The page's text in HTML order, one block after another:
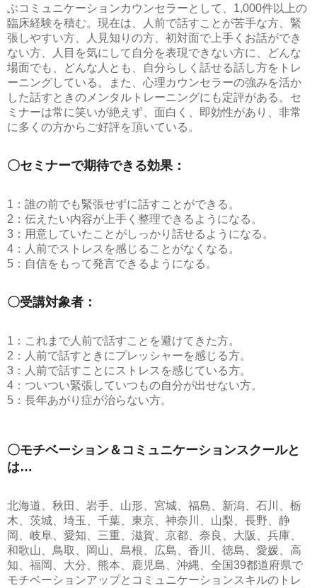
ぶコミュニケーションカウンセラーとして、1,000件以上の
臨床経験を積む。現在は、人前で話すことが苦手な方、緊
張しやすい方、人見知りの方、初対面で上手くお話ができ
ない方、人目を気にして自分を表現できない方に、どんな
場面でも、どんな人とも、自分らしく話せる話し方をトレ
ーニングしている。また、心理カウンセラーの強みを活か
した話すときのメンタルトレーニングにも定評がある。セ
ミナーは常に笑いが絶えず、面白く、即効性があり、非常
に多くの方からご好評を頂いている。
〇セミナーで期待できる効果：
1：誰の前でも緊張せずに話すことができる。
2：伝えたい内容が上手く整理できるようになる。
3：用意していたことがしっかり話せるようになる。
4：人前でストレスを感じることがなくなる。
5：自信をもって発言できるようになる。
〇受講対象者：
1：これまで人前で話すことを避けてきた方。
2：人前で話すときにプレッシャーを感じる方。
3：人前で話すことにストレスを感じている方。
4：ついつい緊張していつもの自分が出せない方。
5：長年あがり症が治らない方。
〇モチベーション＆コミュニケーションスクールと
は…
北海道、秋田、岩手、山形、宮城、福島、新潟、石川、栃
木、茨城、埼玉、千葉、東京、神奈川、山梨、長野、静
岡、岐阜、愛知、三重、滋賀、京都、奈良、大阪、兵庫、
和歌山、鳥取、岡山、島根、広島、香川、徳島、愛媛、高
知、福岡、大分、熊本、鹿児島、沖縄、全国39都道府県で
モチベーションアップとコミュニケーションスキルのトレ